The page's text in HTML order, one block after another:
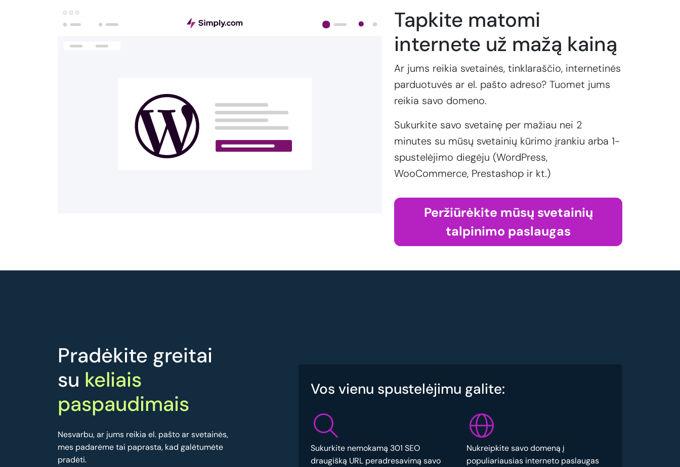
Tapkite matomi
internete už mažą kainą
Ar jums reikia svetainės, tinklaraščio, internetinės
parduotuvės ar el. pašto adreso? Tuomet jums
reikia savo domeno.
Sukurkite savo svetainę per mažiau nei 2
minutes su mūsų svetainių kūrimo įrankiu arba 1-
spustelėjimo diegėju (WordPress,
WooCommerce, Prestashop ir kt.)
Peržiūrėkite mūsų svetainių
talpinimo paslaugas
Pradėkite greitai
su keliais
paspaudimais
Nesvarbu, ar jums reikia el. pašto ar svetainės,
mes padarėme tai paprasta, kad galėtumėte
pradėti.
Vos vienu spustelėjimu galite:
Sukurkite nemokamą 301 SEO
draugišką URL peradresavimą savo
Nukreipkite savo domeną į
populiariausias interneto paslaugas